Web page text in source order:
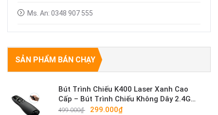
Ms. An: 0348 907 555
SẢN PHẨM BÁN CHẠY
Bút Trình Chiếu K400 Laser Xanh Cao
Cấp – Bút Trình Chiếu Không Dây 2.4G
Sáng Mạnh
499.000₫ 299.000₫